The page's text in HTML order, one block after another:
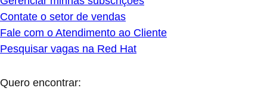
Contate o setor de vendas
Fale com o Atendimento ao Cliente
Pesquisar vagas na Red Hat
Quero encontrar: